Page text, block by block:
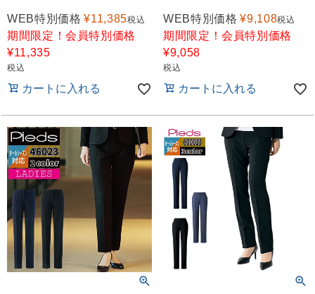
WEB特別価格 ¥11,385税込
期間限定！会員特別価格
¥11,335
税込
カートに入れる
WEB特別価格 ¥9,108税込
期間限定！会員特別価格
¥9,058
税込
カートに入れる